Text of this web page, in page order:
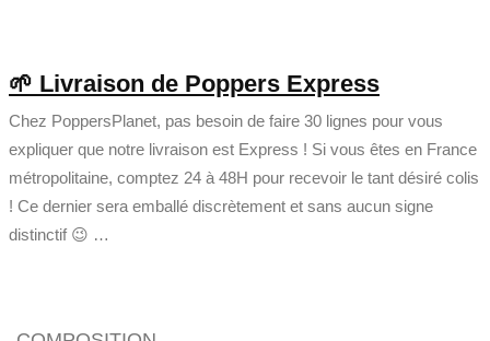
🌱 Livraison de Poppers Express
Chez PoppersPlanet, pas besoin de faire 30 lignes pour vous
expliquer que notre livraison est Express ! Si vous êtes en France
métropolitaine, comptez 24 à 48H pour recevoir le tant désiré colis
! Ce dernier sera emballé discrètement et sans aucun signe
distinctif 😉 …